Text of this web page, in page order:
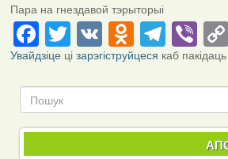
Пара на гнездавой тэрыторыі
Facebook
Twitter
VK
Увайдзіцеці зарэгіструйцеся каб